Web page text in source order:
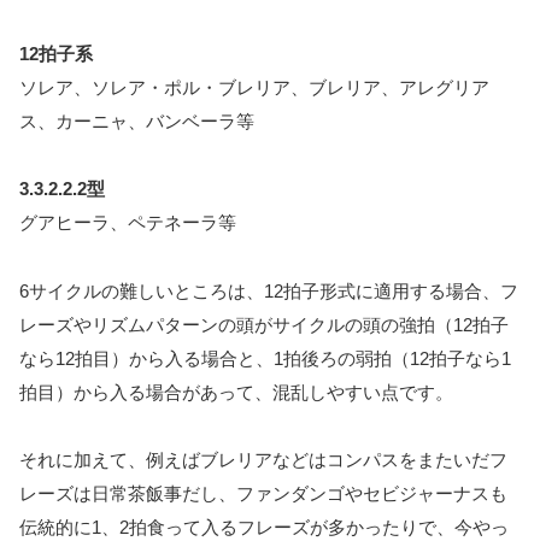
12拍子系
ソレア、ソレア・ポル・ブレリア、ブレリア、アレグリア
ス、カーニャ、バンベーラ等
3.3.2.2.2型
グアヒーラ、ペテネーラ等
6サイクルの難しいところは、12拍子形式に適用する場合、フ
レーズやリズムパターンの頭がサイクルの頭の強拍（12拍子
なら12拍目）から入る場合と、1拍後ろの弱拍（12拍子なら1
拍目）から入る場合があって、混乱しやすい点です。
それに加えて、例えばブレリアなどはコンパスをまたいだフ
レーズは日常茶飯事だし、ファンダンゴやセビジャーナスも
伝統的に1、2拍食って入るフレーズが多かったりで、今やっ